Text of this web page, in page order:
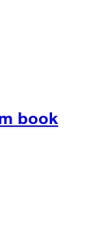
book